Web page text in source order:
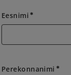
Eesnimi emergency
Perekonnanimi emergency